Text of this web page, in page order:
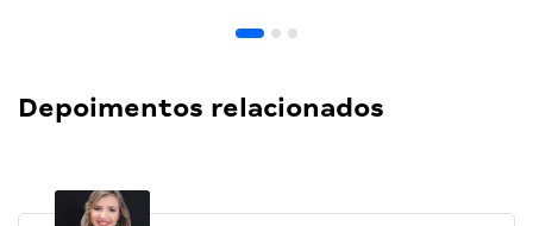
Depoimentos relacionados